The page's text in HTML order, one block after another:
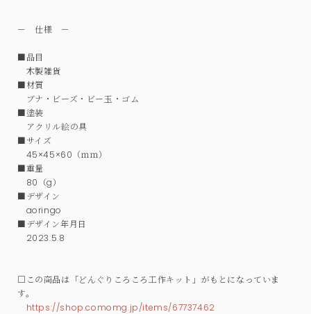
－ 仕様 －
■品目
木製雑貨
■材質
ブナ・ビーズ・ビー玉・ゴム
■塗装
アクリル絵の具
■サイズ
45×45×60（ｍｍ）
■重量
80（g）
■デザイン
aoringo
■デザイン年月日
2023.5.8
□この商品は「どんぐりころころ工作キット」がもとになっていま
す。
https://shop.comomg.jp/items/67737462